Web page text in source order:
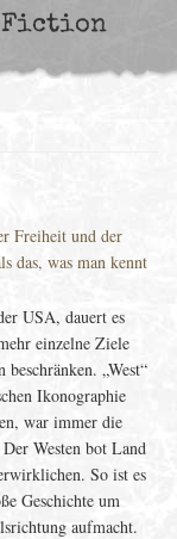
Fiction
Freiheit und der
das, was man kennt
USA, dauert es
einzelne Ziele
„West“
Ikonographie
war immer die
Westen bot Land
So ist es
Geschichte um
aufmacht.